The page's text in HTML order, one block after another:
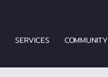
SERVICES COMMUNITY